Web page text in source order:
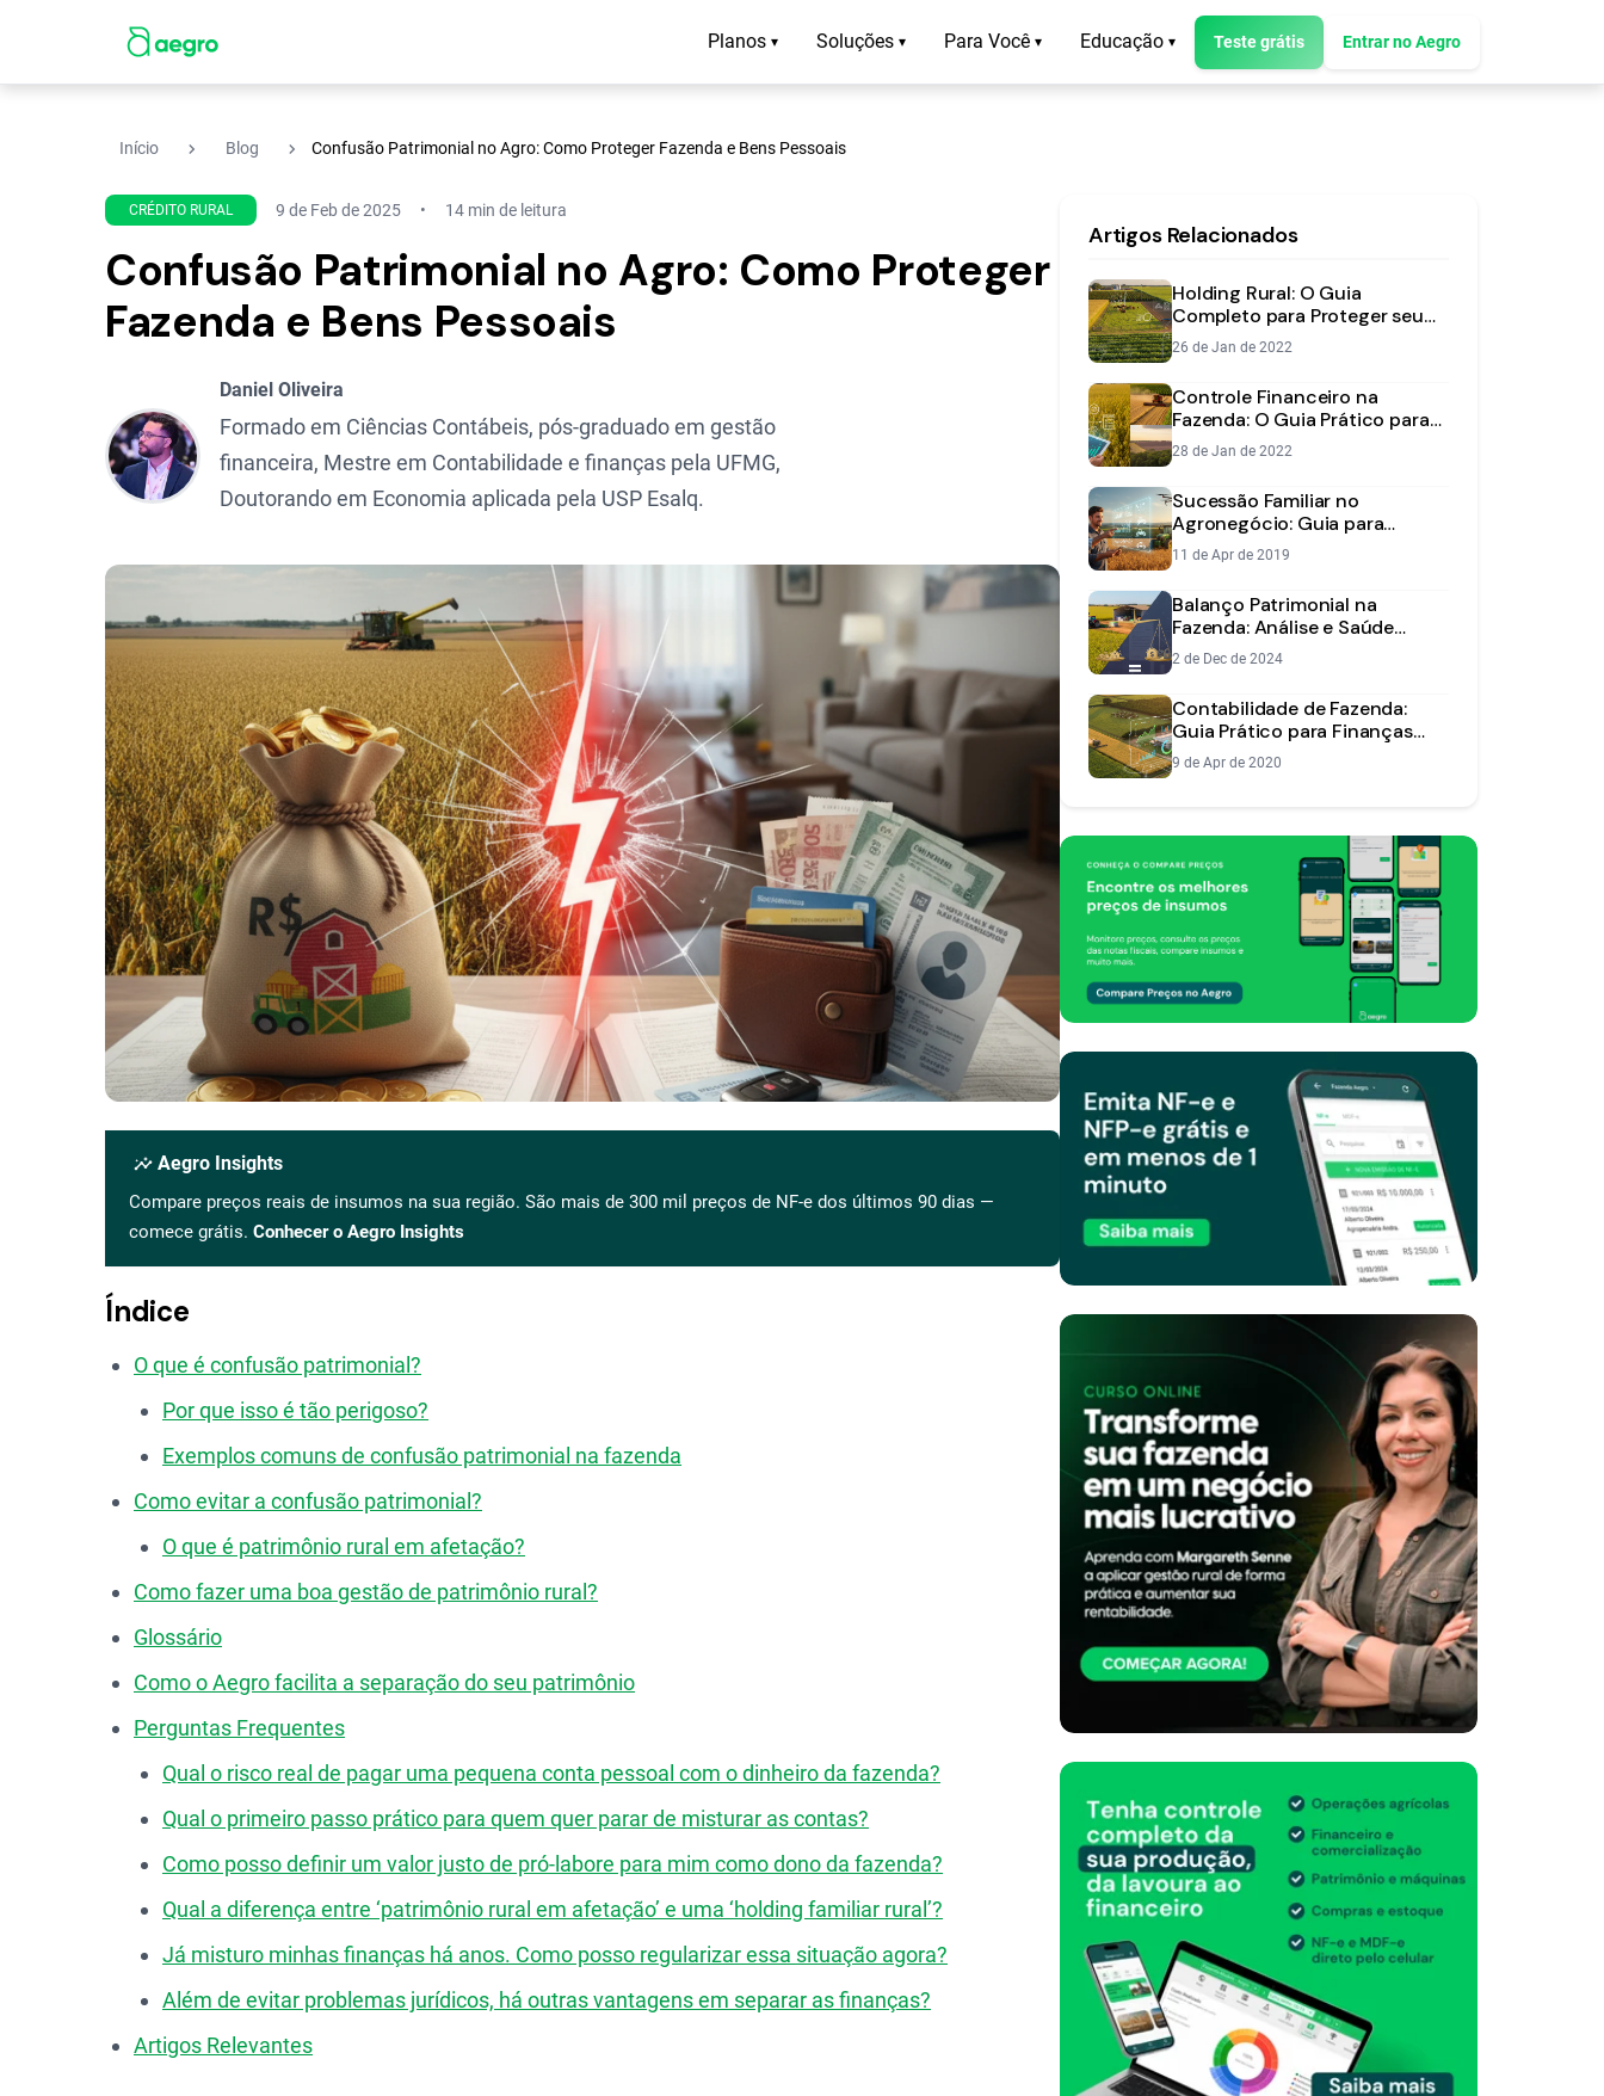
Planos ▾ Soluções ▾ Para Você ▾ Educação ▾ Teste grátis Entrar no Aegro
Início navigate_next Blog navigate_next Confusão Patrimonial no Agro: Como Proteger Fazenda e Bens Pessoais
CRÉDITO RURAL 9 de Feb de 2025 14 min de leitura
Confusão Patrimonial no Agro: Como Proteger
Fazenda e Bens Pessoais
Daniel Oliveira
Formado em Ciências Contábeis, pós-graduado em gestão
financeira, Mestre em Contabilidade e finanças pela UFMG,
Doutorando em Economia aplicada pela USP Esalq.
insights Aegro Insights
Compare preços reais de insumos na sua região. São mais de 300 mil preços de NF-e dos últimos 90 dias —
comece grátis. Conhecer o Aegro Insights
Índice
O que é confusão patrimonial?
Por que isso é tão perigoso?
Exemplos comuns de confusão patrimonial na fazenda
Como evitar a confusão patrimonial?
O que é patrimônio rural em afetação?
Como fazer uma boa gestão de patrimônio rural?
Glossário
Como o Aegro facilita a separação do seu patrimônio
Perguntas Frequentes
Qual o risco real de pagar uma pequena conta pessoal com o dinheiro da fazenda?
Qual o primeiro passo prático para quem quer parar de misturar as contas?
Como posso definir um valor justo de pró-labore para mim como dono da fazenda?
Qual a diferença entre ‘patrimônio rural em afetação’ e uma ‘holding familiar rural’?
Já misturo minhas finanças há anos. Como posso regularizar essa situação agora?
Além de evitar problemas jurídicos, há outras vantagens em separar as finanças?
Artigos Relevantes
Artigos Relacionados
Holding Rural: O Guia
Completo para Proteger seu
Patrimônio e Reduzir Impostos
26 de Jan de 2022
Controle Financeiro na
Fazenda: O Guia Prático para
Aumentar a Rentabilidade
28 de Jan de 2022
Sucessão Familiar no
Agronegócio: Guia para
Transição da Fazenda
11 de Apr de 2019
Balanço Patrimonial na
Fazenda: Análise e Saúde
Financeira
2 de Dec de 2024
Contabilidade de Fazenda:
Guia Prático para Finanças
Rurais
9 de Apr de 2020